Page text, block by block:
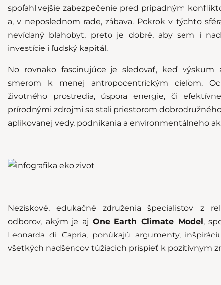
spoľahlivejšie zabezpečenie pred prípadným
a, v neposlednom rade, zábava. Pokrok v týchto
nevídaný blahobyt, preto je dobré, aby sem i
investície i ľudský kapitál.
No rovnako fascinujúce je sledovať, keď výskum
smerom k menej antropocentrickým cieľom.
životného prostredia, úspora energie, či
prírodnými zdrojmi sa stali priestorom
aplikovanej vedy, podnikania a environmentálneho
Neziskové, edukačné združenia špecialistov z
odborov, akým je aj One Earth Climate Model,
Leonarda di Capria, ponúkajú argumenty,
všetkých nadšencov túžiacich prispieť k pozitívnym